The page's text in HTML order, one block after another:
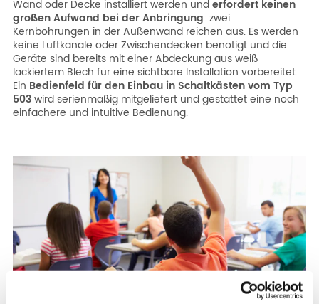
Wand oder Decke installiert werden underfordert keinen
großen Aufwand bei der Anbringung: zwei
Kernbohrungen in der Außenwand reichen aus. Es werden
keine Luftkanäle oder Zwischendecken benötigt und die
Geräte sind bereits mit einer Abdeckung aus weiß
lackiertem Blech für eine sichtbare Installation vorbereitet.
Ein Bedienfeld für den Einbau in Schaltkästen vom Typ
503wird serienmäßig mitgeliefert und gestattet eine noch
einfachere und intuitive Bedienung.